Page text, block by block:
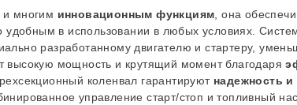
и многим инновационным функциям , она
удобным в использовании в любых условиях.
разработанному двигателю и стартеру,
высокую мощность и крутящий момент благодаря
коленвал гарантируют надежность и
управление старт/стоп и топливный